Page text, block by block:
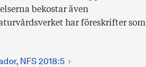
bekostar även
har föreskrifter som
NFS 2018:5